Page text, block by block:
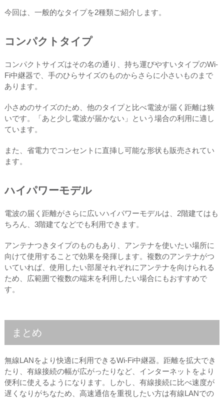
今回は、一般的なタイプを2種類ご紹介します。
コンパクトタイプ
コンパクトサイズはその名の通り、持ち運びやすいタイプのWi-
Fi中継器で、手のひらサイズのものからさらに小さいものまで
あります。
小さめのサイズのため、他のタイプと比べ電波が届く距離は狭
いです。「あと少し電波が届かない」という場合の利用に適し
ています。
また、省電力でコンセントに直挿し可能な形状も販売されてい
ます。
ハイパワーモデル
電波の届く距離がさらに広いハイパワーモデルは、2階建てはも
ちろん、3階建てなどでも利用できます。
アンテナつきタイプのものもあり、アンテナを使いたい場所に
向けて使用することで効果を発揮します。複数のアンテナがつ
いていれば、使用したい部屋それぞれにアンテナを向けられる
ため、広範囲で複数の端末を利用したい場合にもおすすめで
す。
まとめ
無線LANをより快適に利用できるWi-Fi中継器。距離を拡大でき
たり、有線接続の幅が広がったりなど、インターネットをより
便利に使えるようになります。しかし、有線接続に比べ速度が
遅くなりがちなため、高速通信を重視したい方は有線LANでの